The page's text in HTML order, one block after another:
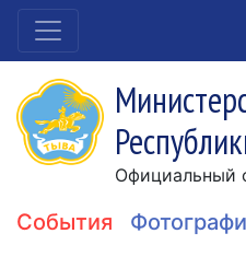
Официальный
События